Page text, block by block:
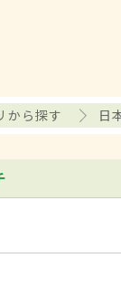
から探す 日